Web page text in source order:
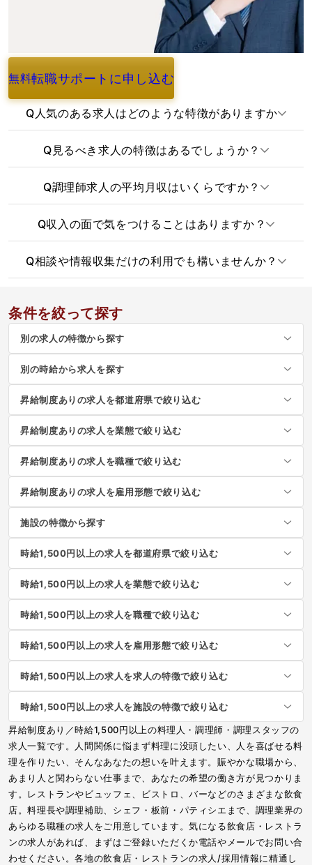
無料転職サポートに申し込む
よくあるご質問
Q人気のある求人はどのような特徴がありますか
Q 見るべき求人の特徴はあるでしょうか？
Q調理師求人の平均月収はいくらですか？
Q収入の面で気をつけることはありますか？
Q相談や情報収集だけの利用でも構いませんか？
条件を絞って探す
別の求人の特徴から探す
別の時給から求人を探す
昇給制度ありの求人を都道府県で絞り込む
昇給制度ありの求人を業態で絞り込む
昇給制度ありの求人を職種で絞り込む
昇給制度ありの求人を雇用形態で絞り込む
施設の特徴から探す
時給1,500円以上の求人を都道府県で絞り込む
時給1,500円以上の求人を業態で絞り込む
時給1,500円以上の求人を職種で絞り込む
時給1,500円以上の求人を雇用形態で絞り込む
時給1,500円以上の求人を求人の特徴で絞り込む
時給1,500円以上の求人を施設の特徴で絞り込む
昇給制度あり／時給1,500円以上の料理人・調理師・調理スタッフの
求人一覧です。人間関係に悩まず料理に没頭したい、人を喜ばせる料
理を作りたい、そんなあなたの想いを叶えます。賑やかな職場から、
あまり人と関わらない仕事まで、あなたの希望の働き方が見つかりま
す。レストランやビュッフェ、ビストロ、バーなどのさまざまな飲食
店。料理長や調理補助、シェフ・板前・パティシエまで、調理業界の
あらゆる職種の求人をご用意しています。気になる飲食店・レストラ
ンの求人があれば、まずはご登録いただくか電話やメールでお問い合
わせください。各地の飲食店・レストランの求人/採用情報に精通し